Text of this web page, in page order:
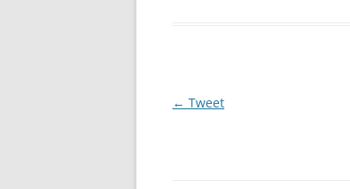
Berichtnavigatie
← Tweet